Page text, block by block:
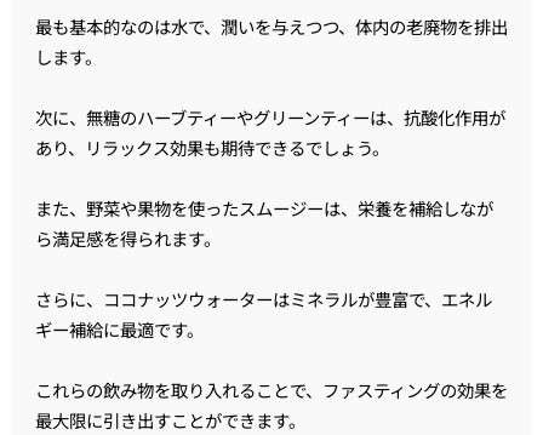
最も基本的なのは水で、潤いを与えつつ、体内の老廃物を排出
します。
次に、無糖のハーブティーやグリーンティーは、抗酸化作用が
あり、リラックス効果も期待できるでしょう。
また、野菜や果物を使ったスムージーは、栄養を補給しなが
ら満足感を得られます。
さらに、ココナッツウォーターはミネラルが豊富で、エネル
ギー補給に最適です。
これらの飲み物を取り入れることで、ファスティングの効果を
最大限に引き出すことができます。